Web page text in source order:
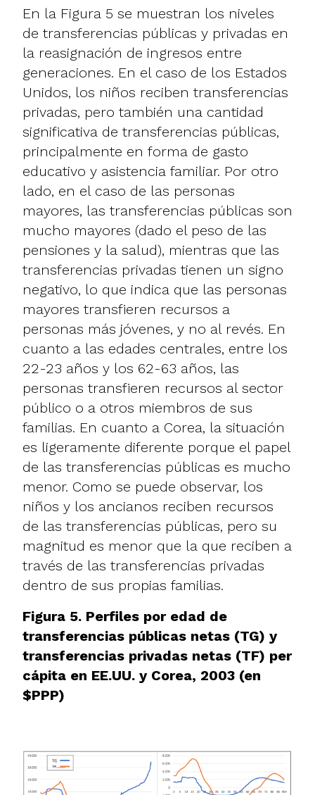
En la Figura 5 se muestran los niveles
de transferencias públicas y privadas en
la reasignación de ingresos entre
generaciones. En el caso de los Estados
Unidos, los niños reciben transferencias
privadas, pero también una cantidad
significativa de transferencias públicas,
principalmente en forma de gasto
educativo y asistencia familiar. Por otro
lado, en el caso de las personas
mayores, las transferencias públicas son
mucho mayores (dado el peso de las
pensiones y la salud), mientras que las
transferencias privadas tienen un signo
negativo, lo que indica que las personas
mayores transfieren recursos a
personas más jóvenes, y no al revés. En
cuanto a las edades centrales, entre los
22-23 años y los 62-63 años, las
personas transfieren recursos al sector
público o a otros miembros de sus
familias. En cuanto a Corea, la situación
es ligeramente diferente porque el papel
de las transferencias públicas es mucho
menor. Como se puede observar, los
niños y los ancianos reciben recursos
de las transferencias públicas, pero su
magnitud es menor que la que reciben a
través de las transferencias privadas
dentro de sus propias familias.
Figura 5. Perfiles por edad de
transferencias públicas netas (TG) y
transferencias privadas netas (TF) per
cápita en EE.UU. y Corea, 2003 (en
$PPP)